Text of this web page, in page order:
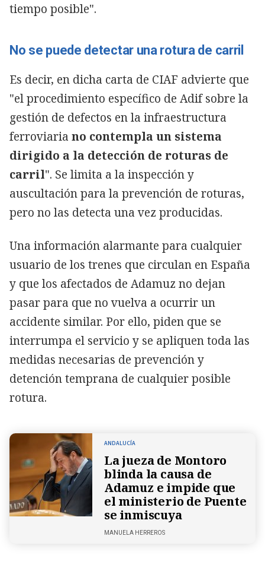
tiempo posible".
No se puede detectar una rotura de carril
Es decir, en dicha carta de CIAF advierte que
"el procedimiento específico de Adif sobre la
gestión de defectos en la infraestructura
ferroviaria no contempla un sistema
dirigido a la detección de roturas de
carril". Se limita a la inspección y
auscultación para la prevención de roturas,
pero no las detecta una vez producidas.
Una información alarmante para cualquier
usuario de los trenes que circulan en España
y que los afectados de Adamuz no dejan
pasar para que no vuelva a ocurrir un
accidente similar. Por ello, piden que se
interrumpa el servicio y se apliquen toda las
medidas necesarias de prevención y
detención temprana de cualquier posible
rotura.
ANDALUCÍA
La jueza de Montoro
blinda la causa de
Adamuz e impide que
el ministerio de Puente
se inmiscuya
MANUELA HERREROS